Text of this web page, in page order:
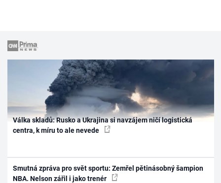
Válka skladů: Rusko a Ukrajina si navzájem ničí logistická
centra, k míru to ale nevede
Smutná zpráva pro svět sportu: Zemřel pětinásobný šampion
NBA. Nelson zářil i jako trenér